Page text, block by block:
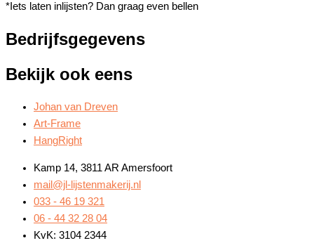
*Iets laten inlijsten? Dan graag even bellen
Bedrijfsgegevens
Bekijk ook eens
Johan van Dreven
Art-Frame
HangRight
Kamp 14, 3811 AR Amersfoort
mail@jl-lijstenmakerij.nl
033 - 46 19 321
06 - 44 32 28 04
KvK: 3104 2344